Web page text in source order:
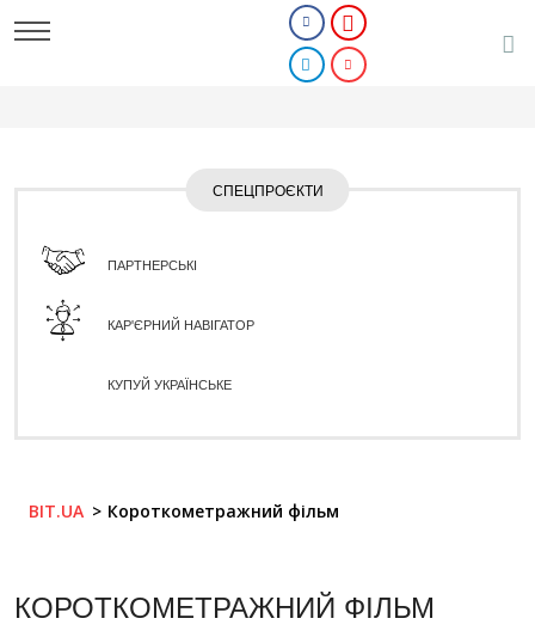
СПЕЦПРОЄКТИ
ПАРТНЕРСЬКІ
КАР'ЄРНИЙ НАВІГАТОР
КУПУЙ УКРАЇНСЬКЕ
BIT.UA Короткометражний фільм
КОРОТКОМЕТРАЖНИЙ ФІЛЬМ